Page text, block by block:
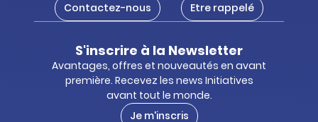
Contactez-nous
Etre rappelé
S'inscrire à la Newsletter
Avantages, offres et nouveautés en avant
première. Recevez les news Initiatives
avant tout le monde.
Je m'inscris